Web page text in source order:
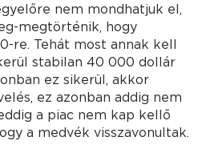
nem mondhatjuk el,
megtörténik, hogy
re. Tehát most annak kell
stabilan 40 000 dollár
ez sikerül, akkor
ez azonban addig nem
a piac nem kap kellő
a medvék visszavonultak.